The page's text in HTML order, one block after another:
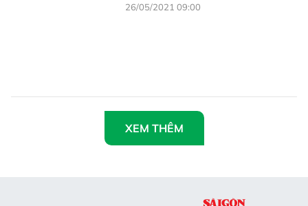
26/05/2021 09:00
XEM THÊM